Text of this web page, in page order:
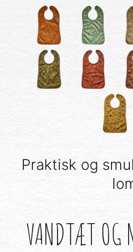
Praktisk og
VANDTÆT OG